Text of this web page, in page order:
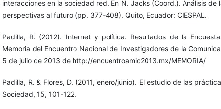
interacciones en la sociedad red. En N. Jacks (Coord.). Análisis
perspectivas al futuro (pp. 377-408). Quito, Ecuador: CIESPAL.
Padilla, R. (2012). Internet y política. Resultados de la
Memoria del Encuentro Nacional de Investigadores de la
5 de julio de 2013 de http://encuentroamic2013.mx/MEMORIA/
Padilla, R. & Flores, D. (2011, enero/junio). El estudio de las
Sociedad, 15, 101-122.